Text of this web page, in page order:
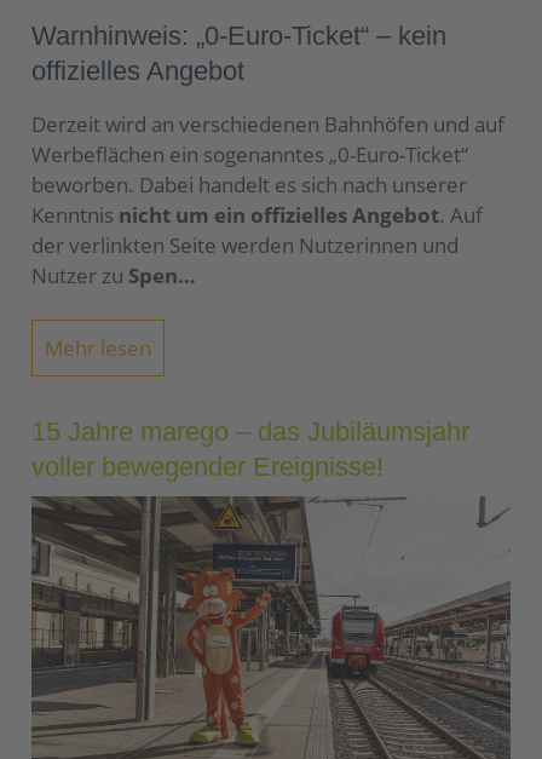
Warnhinweis: „0-Euro-Ticket“ – kein
offizielles Angebot
Derzeit wird an verschiedenen Bahnhöfen und auf
Werbeflächen ein sogenanntes „0-Euro-Ticket“
beworben. Dabei handelt es sich nach unserer
Kenntnis nicht um ein offizielles Angebot. Auf
der verlinkten Seite werden Nutzerinnen und
Nutzer zu Spen…
Mehr lesen
15 Jahre marego – das Jubiläumsjahr
voller bewegender Ereignisse!